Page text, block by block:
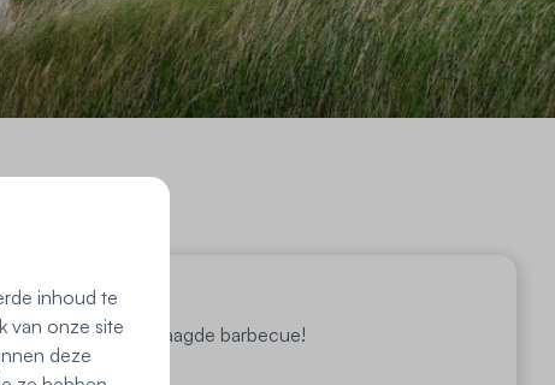
voor een geslaagde barbecue!
inhoud te
van onze site
deze